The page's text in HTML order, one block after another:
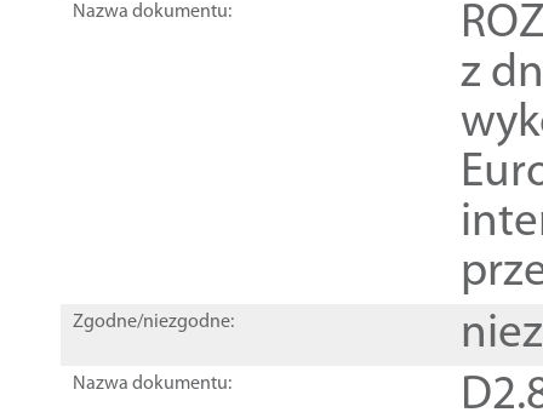
Nazwa dokumentu:
z
Zgodne/niezgodne:
Nazwa dokumentu: